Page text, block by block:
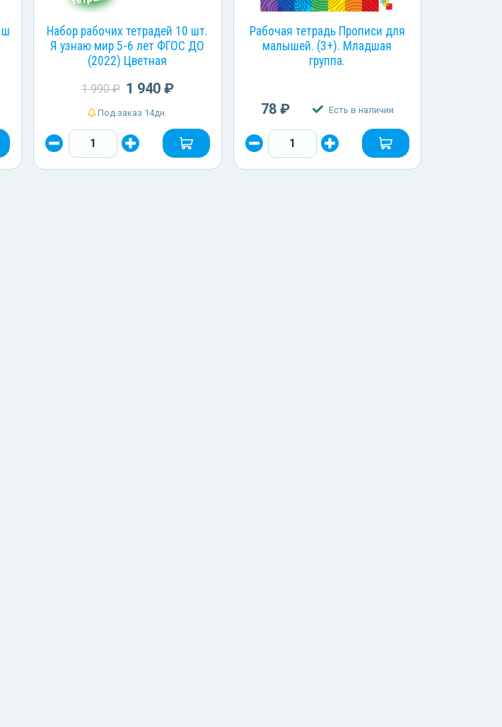
Набор рабочих тетрадей 10 шт.
Я узнаю мир 5-6 лет ФГОС ДО
(2022) Цветная
1 990 ₽ 1 940 ₽
Под заказ 14дн.
Рабочая тетрадь Прописи для
малышей. (3+). Младшая
группа.
78 ₽ Есть в наличии